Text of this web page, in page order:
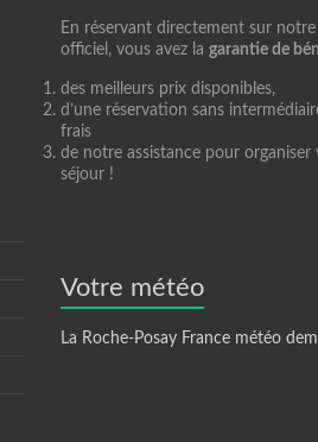
En réservant directement sur
officiel, vous avez la garantie de
des meilleurs prix disponibles,
d’une réservation sans
frais
de notre assistance pour organiser
séjour !
Votre météo
La Roche-Posay France météo